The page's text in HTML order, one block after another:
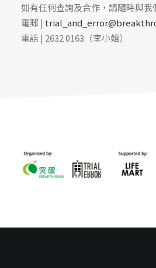
如有任何查詢及合作，請隨時與我
電郵 |
電話 | 2632 0163（李小姐）